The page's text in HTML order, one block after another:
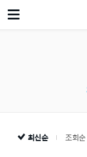
최신순 조회순